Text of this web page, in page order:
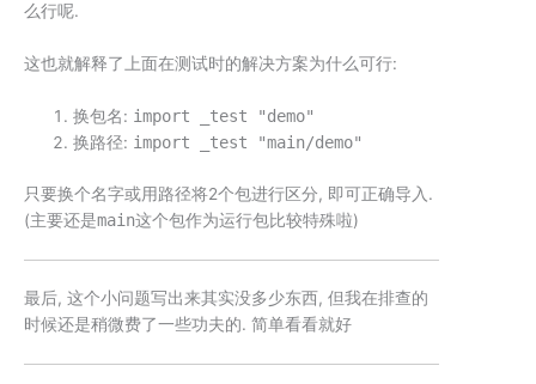
么行呢.
这也就解释了上面在测试时的解决方案为什么可行:
换包名: import _test "demo"
换路径: import _test "main/demo"
只要换个名字或用路径将2个包进行区分, 即可正确导入.
(主要还是main这个包作为运行包比较特殊啦)
最后, 这个小问题写出来其实没多少东西, 但我在排查的
时候还是稍微费了一些功夫的. 简单看看就好